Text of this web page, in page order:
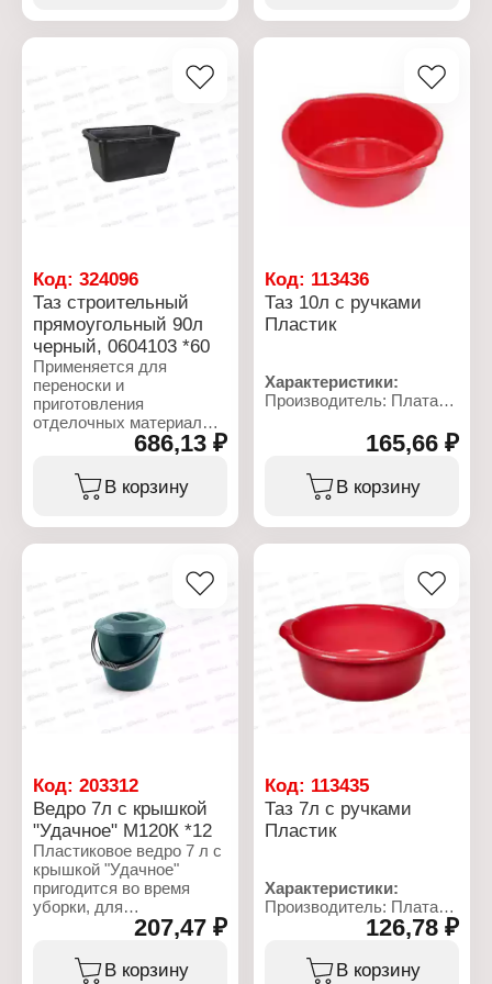
Габаритные размеры:
Габаритные размеры:
Код: 324096
Таз строительный
прямоугольный 90л
черный, 0604103 *60
Применяется для
переноски и
приготовления
отделочных материалов.
Изготовлен из
ударопрочного пластика,
обеспечивающего
длительный срок
Тип товара: Таз
Назначение:
строительный
Объем: 90 л
Форма: прямоугольный
Габаритные размеры:
686,13 ₽
В корзину
Код: 113436
Таз 10л с ручками
Пластик
Характеристики:
Производитель: Платар
Конструкция: с ручками
Материал: пластик
165,66 ₽
В корзину
Код: 203312
Ведро 7л с крышкой
"Удачное" М120К *12
Пластиковое ведро 7 л с
крышкой "Удачное"
пригодится во время
уборки, для
транспортировки урожая
и полива растений.
Прочный, толстый и
207,47 ₽
В корзину
Код: 113435
Таз 7л с ручками
Пластик
Характеристики:
Производитель: Платар
Особенность: с ручками
126,78 ₽
В корзину